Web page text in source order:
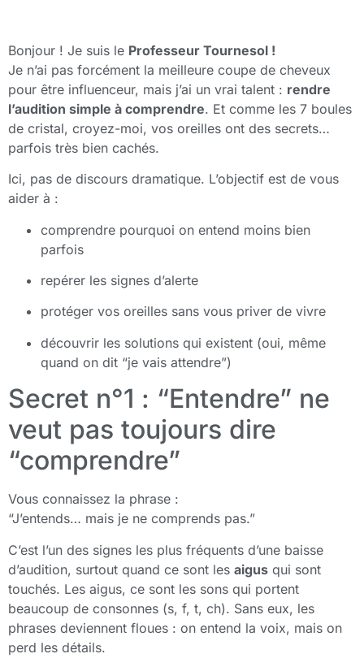
Bonjour ! Je suis le Professeur Tournesol !
Je n’ai pas forcément la meilleure coupe de cheveux
pour être influenceur, mais j’ai un vrai talent : rendre
l’audition simple à comprendre. Et comme les 7 boules
de cristal, croyez-moi, vos oreilles ont des secrets…
parfois très bien cachés.
Ici, pas de discours dramatique. L’objectif est de vous
aider à :
comprendre pourquoi on entend moins bien
parfois
repérer les signes d’alerte
protéger vos oreilles sans vous priver de vivre
découvrir les solutions qui existent (oui, même
quand on dit “je vais attendre”)
Secret n°1 : “Entendre” ne
veut pas toujours dire
“comprendre”
Vous connaissez la phrase :
“J’entends… mais je ne comprends pas.”
C’est l’un des signes les plus fréquents d’une baisse
d’audition, surtout quand ce sont les aigus qui sont
touchés. Les aigus, ce sont les sons qui portent
beaucoup de consonnes (s, f, t, ch). Sans eux, les
phrases deviennent floues : on entend la voix, mais on
perd les détails.